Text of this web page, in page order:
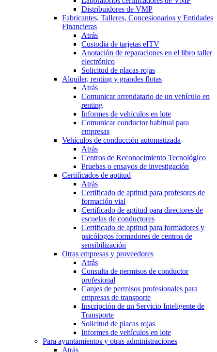
Distribuidores de VMP
Fabricantes, Talleres, Concesionarios y Entidades
Financieras
Atrás
Custodia de tarjetas eITV
Anotación de reparaciones en el libro taller
electrónico
Solicitud de placas rojas
Alquiler, renting y grandes flotas
Atrás
Comunicar arrendatario de un vehículo en
renting
Informes de vehículos en lote
Comunicar conductor habitual para
empresas
Vehículos de conducción automatizada
Atrás
Centros de Reconocimiento Tecnológico
Pruebas o ensayos de investigación
Certificados de aptitud
Atrás
Certificado de aptitud para profesores de
formación vial
Certificado de aptitud para directores de
escuelas de conductores
Certificado de aptitud para formadores y
psicólogos formadores de centros de
sensibilización
Otras empresas y proveedores
Atrás
Consulta de permisos de conductor
profesional
Canjes de permisos profesionales para
empresas de transporte
Inscripción de un Servicio Inteligente de
Transporte
Solicitud de placas rojas
Informes de vehículos en lote
Para ayuntamientos y otras administraciones
Atrás